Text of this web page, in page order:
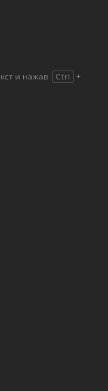
и нажав Ctrl +